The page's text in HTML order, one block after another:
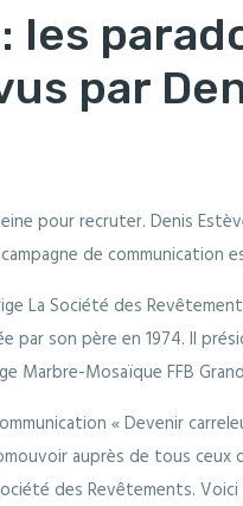
les
par
pour recruter. Denis
de communication
La Société des
par son père en 1974. Il
Marbre-Mosaïque FFB
« Devenir
auprès de tous ceux
des Revêtements.